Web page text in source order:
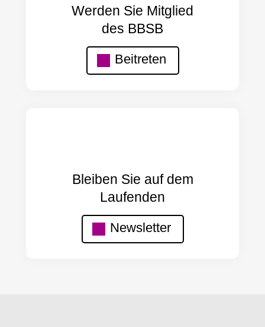
Werden Sie Mitglied
des BBSB
Beitreten
Bleiben Sie auf dem
Laufenden
Newsletter